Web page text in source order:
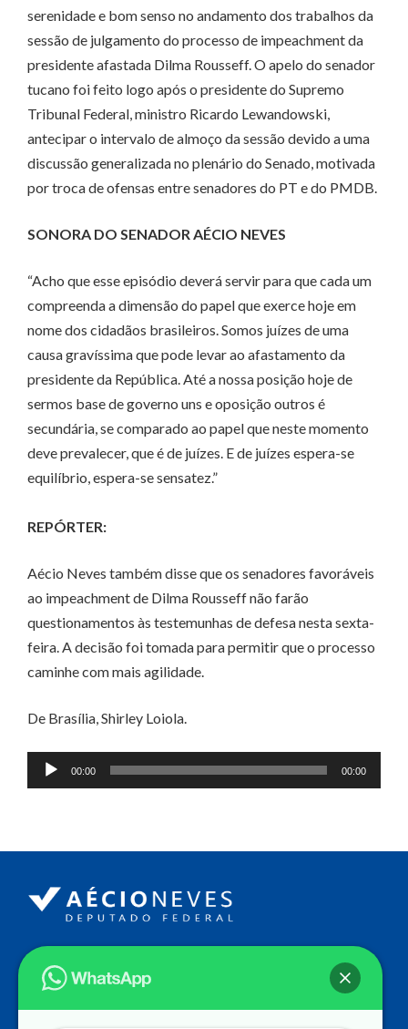
serenidade e bom senso no andamento dos trabalhos da
sessão de julgamento do processo de impeachment da
presidente afastada Dilma Rousseff. O apelo do senador
tucano foi feito logo após o presidente do Supremo
Tribunal Federal, ministro Ricardo Lewandowski,
antecipar o intervalo de almoço da sessão devido a uma
discussão generalizada no plenário do Senado, motivada
por troca de ofensas entre senadores do PT e do PMDB.
SONORA DO SENADOR AÉCIO NEVES
“Acho que esse episódio deverá servir para que cada um
compreenda a dimensão do papel que exerce hoje em
nome dos cidadãos brasileiros. Somos juízes de uma
causa gravíssima que pode levar ao afastamento da
presidente da República. Até a nossa posição hoje de
sermos base de governo uns e oposição outros é
secundária, se comparado ao papel que neste momento
deve prevalecer, que é de juízes. E de juízes espera-se
equilíbrio, espera-se sensatez.”
REPÓRTER:
Aécio Neves também disse que os senadores favoráveis
ao impeachment de Dilma Rousseff não farão
questionamentos às testemunhas de defesa nesta sexta-
feira. A decisão foi tomada para permitir que o processo
caminhe com mais agilidade.
De Brasília, Shirley Loiola.
Tocador
de
00:00 00:00
Endereço
Câmara dos Deputados
Ed. Principal, Ala C – Gabinete